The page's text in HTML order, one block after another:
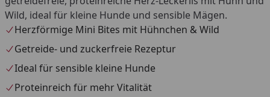
Wild, ideal für kleine Hunde und sensible Mägen.
Herzförmige Mini Bites mit Hühnchen & Wild
Getreide- und zuckerfreie Rezeptur
Ideal für sensible kleine Hunde
Proteinreich für mehr Vitalität